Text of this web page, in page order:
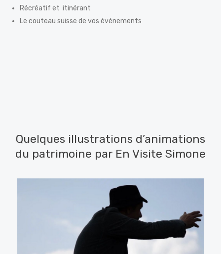
Récréatif et itinérant
Le couteau suisse de vos événements
Quelques illustrations d’animations
du patrimoine par En Visite Simone